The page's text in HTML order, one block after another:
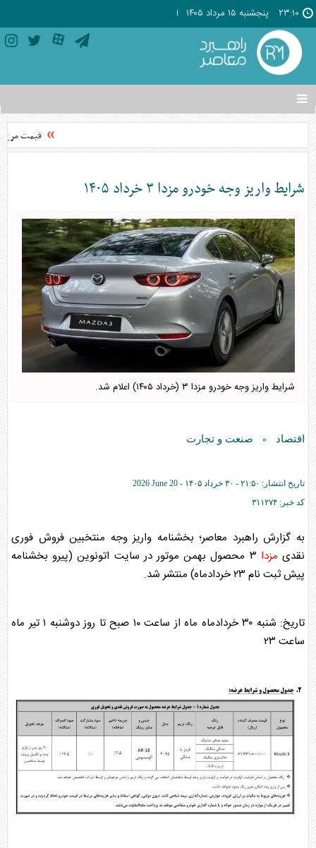
۲۳:۱۰ پنجشنبه ۱۵ مرداد ۱۴۰۵
تغییر
وضعیت
منوی
ها
قیمت مرغ
شرایط واریز وجه خودرو مزدا ۳ خرداد ۱۴۰۵
شرایط واریز وجه خودرو مزدا ۳ (خرداد ۱۴۰۵) اعلام شد.
اقتصاد » صنعت و تجارت
تاریخ انتشار: ۲۱:۵۰ - ۳۰ خرداد ۱۴۰۵ -
2026 June 20
کد خبر: ۳۱۱۲۷۴
به گزارش راهبرد معاصر؛ بخشنامه واریز وجه منتخبین فروش فوری
نقدی مزدا
۳ محصول بهمن موتور در سایت اتونوین (پیرو بخشنامه
پیش ثبت نام ۲۳ خردادماه) منتشر شد.
تاریخ: شنبه ٣۰ خردادماه ماه از ساعت ١٠ صبح تا روز دوشنبه ١ تیر ماه
ساعت ٢٣